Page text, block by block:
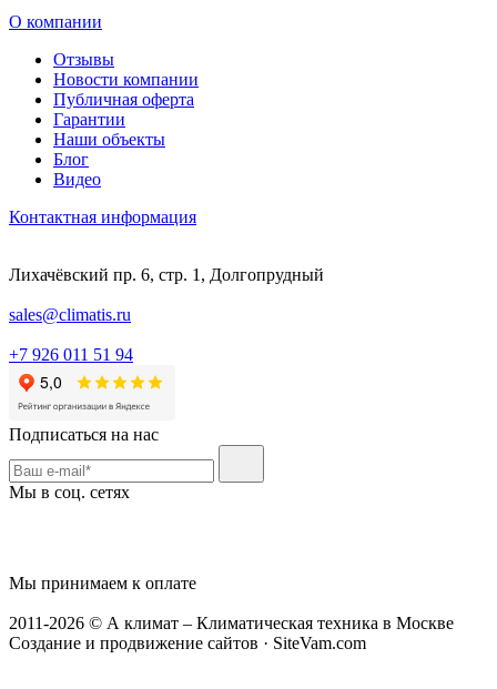
О компании
Отзывы
Новости компании
Публичная оферта
Гарантии
Наши объекты
Блог
Видео
Контактная информация
Лихачёвский пр. 6, стр. 1, Долгопрудный
sales@climatis.ru
+7 926 011 51 94
Подписаться на нас
Мы в соц. сетях
Мы принимаем к оплате
2011-2026 © А климат – Климатическая техника в Москве
Создание и продвижение сайтов · SiteVam.com